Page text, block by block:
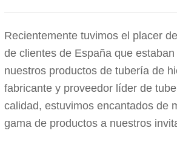
Recientemente tuvimos el placer
de clientes de España que
nuestros productos de tubería de
fabricante y proveedor líder de
calidad, estuvimos encantados de
gama de productos a nuestros